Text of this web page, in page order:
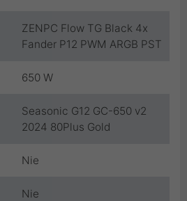
ZENPC Flow TG Black 4x
Fander P12 PWM ARGB PST
650 W
Seasonic G12 GC-650 v2
2024 80Plus Gold
Nie
Nie